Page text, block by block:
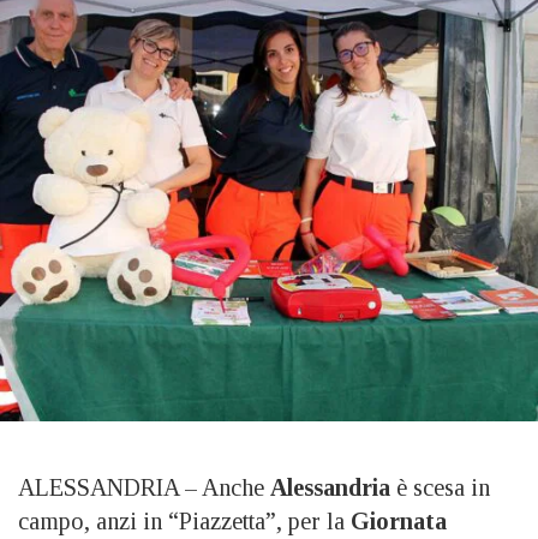
ALESSANDRIA – Anche Alessandria è scesa in
campo, anzi in “Piazzetta”, per la Giornata